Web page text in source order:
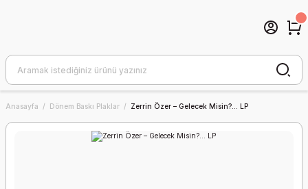
Anasayfa Dönem Baskı Plaklar Zerrin Özer – Gelecek Misin?... LP